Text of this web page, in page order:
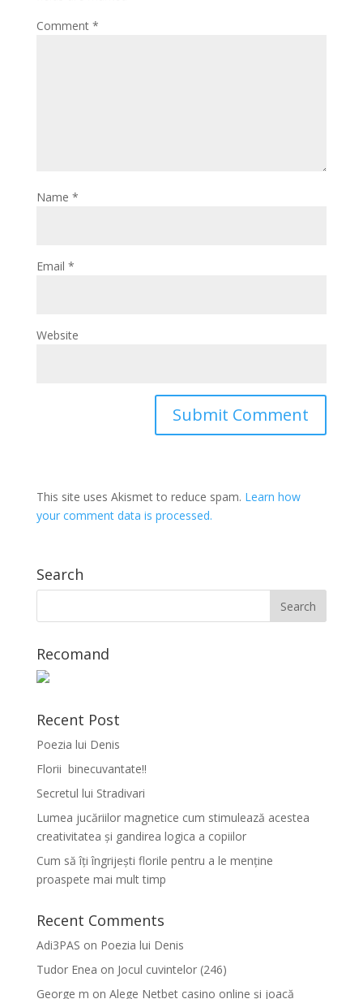
Comment *
Name *
Email *
Website
This site uses Akismet to reduce spam. Learn how
your comment data is processed.
Search
Recomand
Recent Post
Poezia lui Denis
Florii binecuvantate!!
Secretul lui Stradivari
Lumea jucăriilor magnetice cum stimulează acestea
creativitatea și gandirea logica a copiilor
Cum să îți îngrijești florile pentru a le menține
proaspete mai mult timp
Recent Comments
Adi3PAS on Poezia lui Denis
Tudor Enea on Jocul cuvintelor (246)
George m on Alege Netbet casino online și joacă